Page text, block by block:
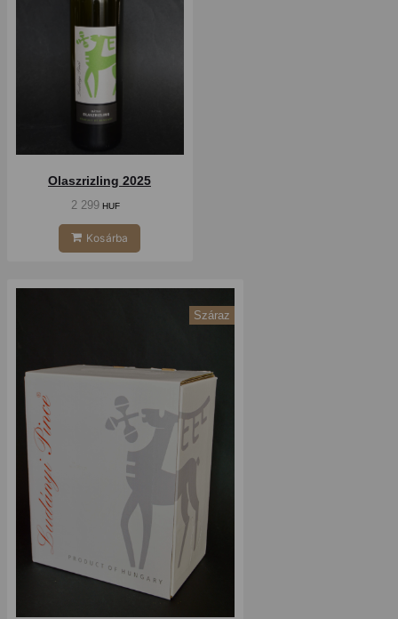
Olaszrizling 2025
2 299HUF
Kosárba
Száraz